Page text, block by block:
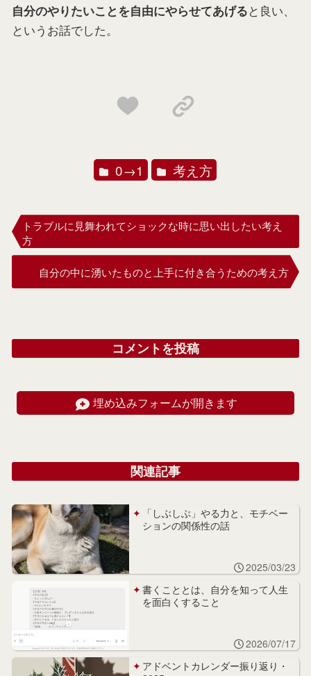
自分のやりたいことを自由にやらせてあげると良い、
というお話でした。
0→1 考え方
トラブルに見舞われてショックな時に思い出したい考え
方
自分の中に湧いたものと上手に付き合うための考え方
コメントを投稿
埋め込みフォームが開きます
関連記事
「しぶしぶ」やる力と、モチベー
ションの関係性の話
2025/03/23
書くこととは、自分を知って人生
を面白くすること
2026/07/17
アドベントカレンダー振り返り・